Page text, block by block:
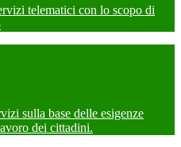
telematici con lo scopo di
sulla base delle esigenze
dei cittadini.